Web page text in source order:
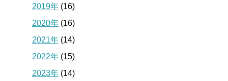
2019年 (16)
2020年 (16)
2021年 (14)
2022年 (15)
2023年 (14)